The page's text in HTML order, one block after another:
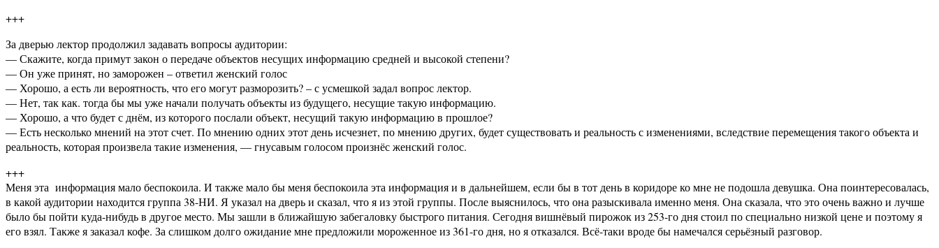
+++
За дверью лектор продолжил задавать вопросы аудитории:
— Скажите, когда примут закон о передаче объектов несущих информацию средней и высокой степени?
— Он уже принят, но заморожен – ответил женский голос
— Хорошо, а есть ли вероятность, что его могут разморозить? – с усмешкой задал вопрос лектор.
— Нет, так как. тогда бы мы уже начали получать объекты из будущего, несущие такую информацию.
— Хорошо, а что будет с днём, из которого послали объект, несущий такую информацию в прошлое?
— Есть несколько мнений на этот счет. По мнению одних этот день исчезнет, по мнению других, будет существовать и реальность с изменениями, вследствие перемещения такого объекта и
реальность, которая произвела такие изменения, — гнусавым голосом произнёс женский голос.
+++
Меня эта информация мало беспокоила. И также мало бы меня беспокоила эта информация и в дальнейшем, если бы в тот день в коридоре ко мне не подошла девушка. Она поинтересовалась,
в какой аудитории находится группа 38-НИ. Я указал на дверь и сказал, что я из этой группы. После выяснилось, что она разыскивала именно меня. Она сказала, что это очень важно и лучше
было бы пойти куда-нибудь в другое место. Мы зашли в ближайшую забегаловку быстрого питания. Сегодня вишнёвый пирожок из 253-го дня стоил по специально низкой цене и поэтому я
его взял. Также я заказал кофе. За слишком долго ожидание мне предложили мороженное из 361-го дня, но я отказался. Всё-таки вроде бы намечался серьёзный разговор.